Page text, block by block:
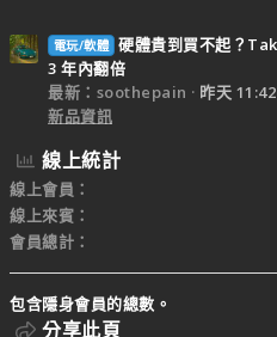
電玩/軟體 硬體貴到買不起？
3 年內翻倍
最新：soothepain
昨天 11:42
新品資訊
線上統計
線上會員
線上來賓
會員總計
包含隱身會員的總數。
分享此頁